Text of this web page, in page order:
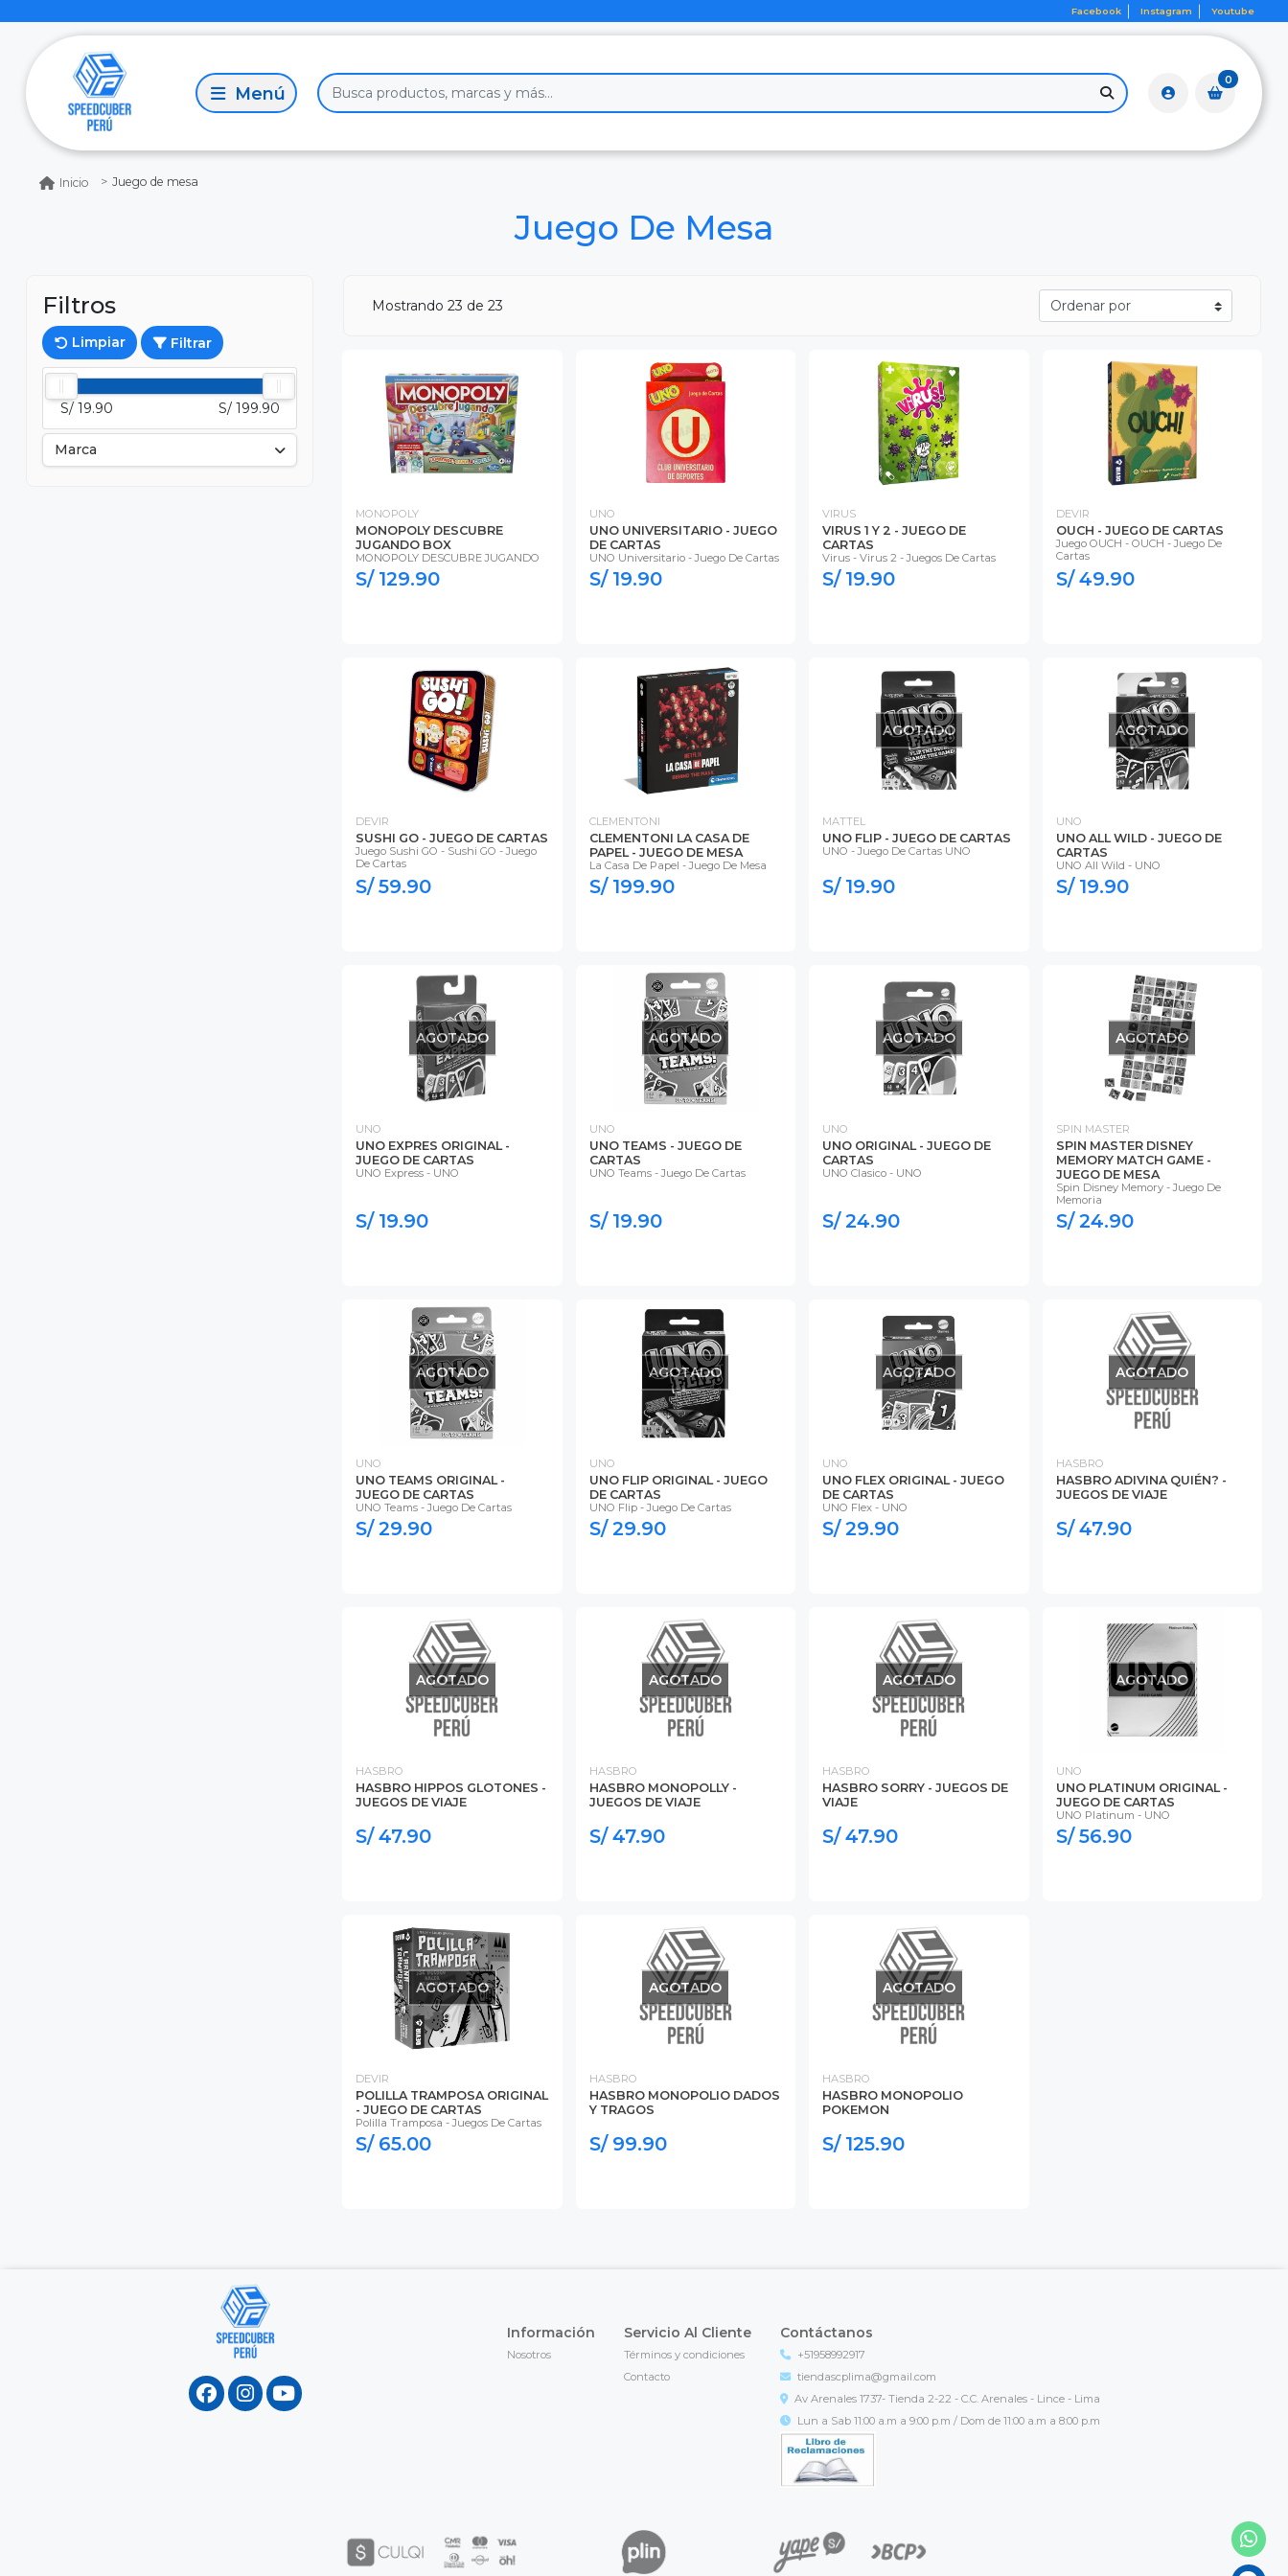
Facebook Instagram Youtube
0
Inicio Juego de mesa
Juego De Mesa
Filtros
Limpiar Filtrar
S/ 19.90 S/ 199.90
Marca
Mostrando 23 de 23
MONOPOLY
MONOPOLY DESCUBRE
JUGANDO BOX
MONOPOLY DESCUBRE JUGANDO
S/ 129.90
UNO
UNO UNIVERSITARIO - JUEGO
DE CARTAS
UNO Universitario - Juego De Cartas
S/ 19.90
VIRUS
VIRUS 1 Y 2 - JUEGO DE
CARTAS
Virus - Virus 2 - Juegos De Cartas
S/ 19.90
DEVIR
OUCH - JUEGO DE CARTAS
Juego OUCH - OUCH - Juego De
Cartas
S/ 49.90
DEVIR
SUSHI GO - JUEGO DE CARTAS
Juego Sushi GO - Sushi GO - Juego
De Cartas
S/ 59.90
CLEMENTONI
CLEMENTONI LA CASA DE
PAPEL - JUEGO DE MESA
La Casa De Papel - Juego De Mesa
S/ 199.90
AGOTADO
MATTEL
UNO FLIP - JUEGO DE CARTAS
UNO - Juego De Cartas UNO
S/ 19.90
AGOTADO
UNO
UNO ALL WILD - JUEGO DE
CARTAS
UNO All Wild - UNO
S/ 19.90
AGOTADO
UNO
UNO EXPRES ORIGINAL -
JUEGO DE CARTAS
UNO Express - UNO
S/ 19.90
AGOTADO
UNO
UNO TEAMS - JUEGO DE
CARTAS
UNO Teams - Juego De Cartas
S/ 19.90
AGOTADO
UNO
UNO ORIGINAL - JUEGO DE
CARTAS
UNO Clasico - UNO
S/ 24.90
AGOTADO
SPIN MASTER
SPIN MASTER DISNEY
MEMORY MATCH GAME -
JUEGO DE MESA
Spin Disney Memory - Juego De
Memoria
S/ 24.90
AGOTADO
UNO
UNO TEAMS ORIGINAL -
JUEGO DE CARTAS
UNO Teams - Juego De Cartas
S/ 29.90
AGOTADO
UNO
UNO FLIP ORIGINAL - JUEGO
DE CARTAS
UNO Flip - Juego De Cartas
S/ 29.90
AGOTADO
UNO
UNO FLEX ORIGINAL - JUEGO
DE CARTAS
UNO Flex - UNO
S/ 29.90
AGOTADO
HASBRO
HASBRO ADIVINA QUIÉN? -
JUEGOS DE VIAJE
S/ 47.90
AGOTADO
HASBRO
HASBRO HIPPOS GLOTONES -
JUEGOS DE VIAJE
S/ 47.90
AGOTADO
HASBRO
HASBRO MONOPOLLY -
JUEGOS DE VIAJE
S/ 47.90
AGOTADO
HASBRO
HASBRO SORRY - JUEGOS DE
VIAJE
S/ 47.90
AGOTADO
UNO
UNO PLATINUM ORIGINAL -
JUEGO DE CARTAS
UNO Platinum - UNO
S/ 56.90
AGOTADO
DEVIR
POLILLA TRAMPOSA ORIGINAL
- JUEGO DE CARTAS
Polilla Tramposa - Juegos De Cartas
S/ 65.00
AGOTADO
HASBRO
HASBRO MONOPOLIO DADOS
Y TRAGOS
S/ 99.90
AGOTADO
HASBRO
HASBRO MONOPOLIO
POKEMON
S/ 125.90
Información
Nosotros
Servicio Al Cliente
Términos y condiciones
Contacto
Contáctanos
+51958992917
tiendascplima@gmail.com
Av Arenales 1737- Tienda 2-22 - C.C. Arenales - Lince - Lima
Lun a Sab 11:00 a.m a 9:00 p.m / Dom de 11:00 a.m a 8:00 p.m